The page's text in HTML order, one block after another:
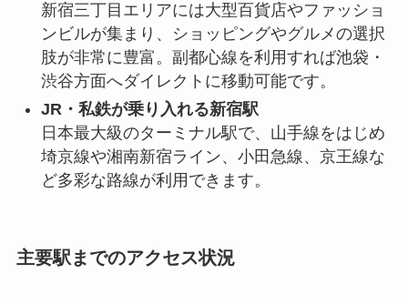
新宿三丁目エリアには大型百貨店やファッショ
ンビルが集まり、ショッピングやグルメの選択
肢が非常に豊富。副都心線を利用すれば池袋・
渋谷方面へダイレクトに移動可能です。
JR・私鉄が乗り入れる新宿駅
日本最大級のターミナル駅で、山手線をはじめ
埼京線や湘南新宿ライン、小田急線、京王線な
ど多彩な路線が利用できます。
主要駅までのアクセス状況